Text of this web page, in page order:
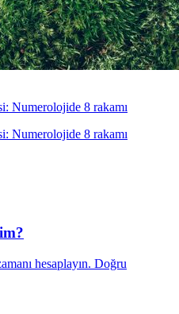
Numerolojide 8 rakamı
Numerolojide 8 rakamı
hesaplayın. Doğru